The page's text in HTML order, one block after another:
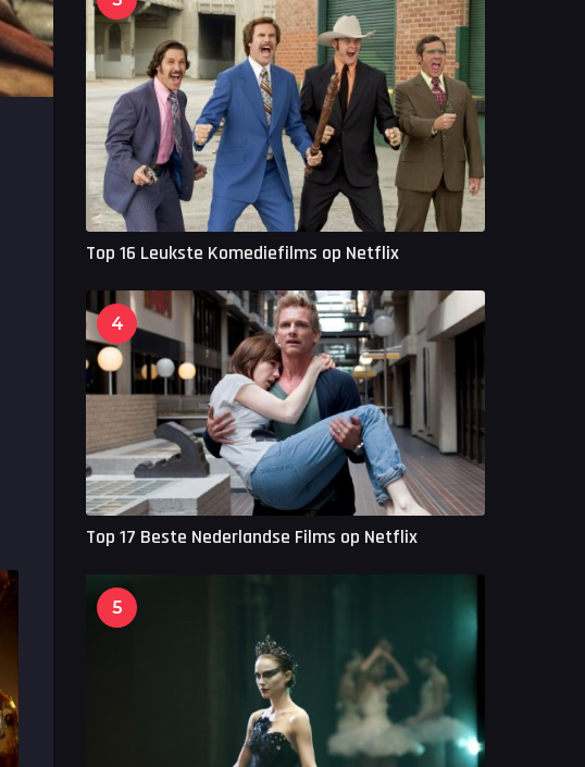
Top 16 Leukste Komediefilms op Netflix
4
Top 17 Beste Nederlandse Films op Netflix
5